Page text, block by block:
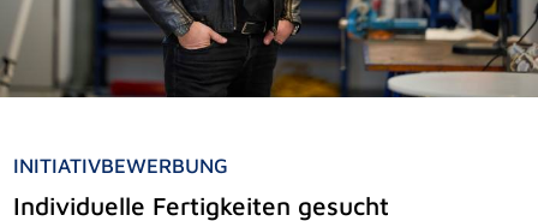
INITIATIVBEWERBUNG
Individuelle Fertigkeiten gesucht